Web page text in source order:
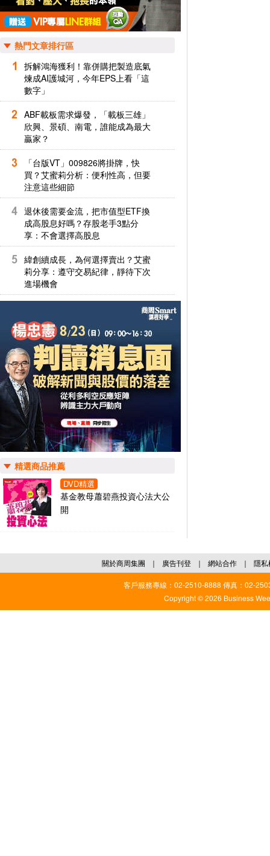
熱門文章排行區
拆解鴻海獲利！靠併購把製造底氣
煉成AI護城河，今年EPS上看「這
數字」
ABF載板需求爆發，「載板三雄」
欣興、景碩、南電，誰能成為最大
贏家？
「台版VT」009826將掛牌，快
買？艾蜜莉分析：便利性高，但要
注意這些細節
退休後需要金流，把市值型ETF換
成高股息好嗎？存股老手3點分
享：不會選擇高股息
緯創續成長，為何選擇賣出？艾蜜
莉分享：遵守交易紀律，靜待下次
進場機會
精選商品推薦
DVD精選
基金教母蕭碧燕投資心法大公
開
關於商周集團 ｜ 廣告刊登 ｜ 網站合作 ｜ 隱私
客戶服務專線：02-2510-8888 傳真：02-
Copyright © 2026 Business